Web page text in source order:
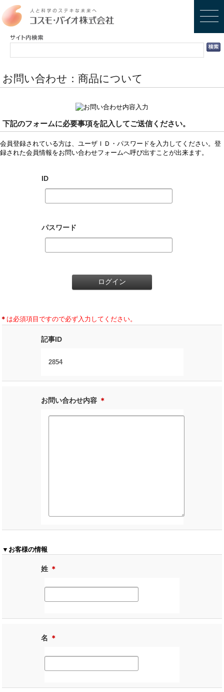
お問い合わせ：商品について
下記のフォームに必要事項を記入してご送信ください。
会員登録されている方は、ユーザＩＤ・パスワードを入力してください。登
録された会員情報をお問い合わせフォームへ呼び出すことが出来ます。
ID
パスワード
＊ は必須項目ですので必ず入力してください。
記事ID
2854
お問い合わせ内容 ＊
▼お客様の情報
姓 ＊
名 ＊